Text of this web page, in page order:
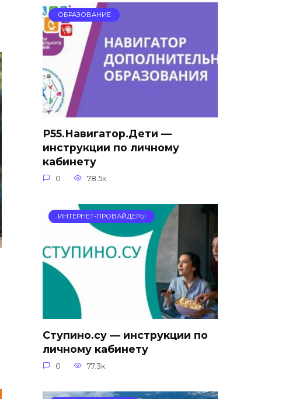
ОБРАЗОВАНИЕ
Р55.Навигатор.Дети —
инструкции по личному
кабинету
0 78.5к.
ИНТЕРНЕТ-ПРОВАЙДЕРЫ
Ступино.су — инструкции по
личному кабинету
0 77.3к.